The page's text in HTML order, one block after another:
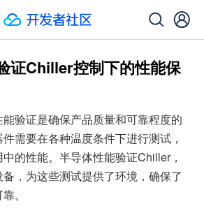
证Chiller控制下的性能保
需要在各种温度条件下进行测试，
的性能。半导体性能验证Chiller，
，为这些测试提供了环境，确保了
。